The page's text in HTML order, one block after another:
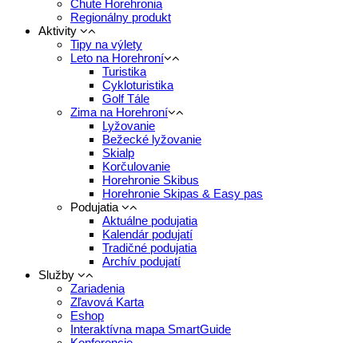
Chute Horehronia
Regionálny produkt
Aktivity
Tipy na výlety
Leto na Horehroní
Turistika
Cykloturistika
Golf Tále
Zima na Horehroní
Lyžovanie
Bežecké lyžovanie
Skialp
Korčulovanie
Horehronie Skibus
Horehronie Skipas & Easy pas
Podujatia
Aktuálne podujatia
Kalendár podujatí
Tradičné podujatia
Archív podujatí
Služby
Zariadenia
Zľavová Karta
Eshop
Interaktívna mapa SmartGuide